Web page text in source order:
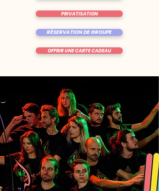
OFFRIR UNE CARTE CADEAU
RÉSERVATION DE GROUPE
PRIVATISATION